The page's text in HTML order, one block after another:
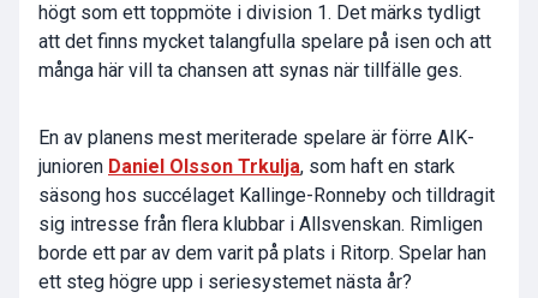
högt som ett toppmöte i division 1. Det märks tydligt
att det finns mycket talangfulla spelare på isen och att
många här vill ta chansen att synas när tillfälle ges.
En av planens mest meriterade spelare är förre AIK-
junioren Daniel Olsson Trkulja, som haft en stark
säsong hos succélaget Kallinge-Ronneby och tilldragit
sig intresse från flera klubbar i Allsvenskan. Rimligen
borde ett par av dem varit på plats i Ritorp. Spelar han
ett steg högre upp i seriesystemet nästa år?